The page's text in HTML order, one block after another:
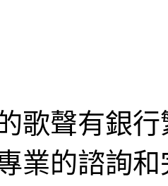
歌聲有銀行
業的諮詢